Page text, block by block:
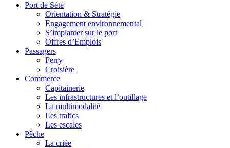
Port de Sète
Orientation & Stratégie
Engagement environnemental
S’implanter sur le port
Offres d’Emplois
Passagers
Ferry
Croisière
Commerce
Capitainerie
Les infrastructures et l’outillage
La multimodalité
Les trafics
Les escales
Pêche
La criée